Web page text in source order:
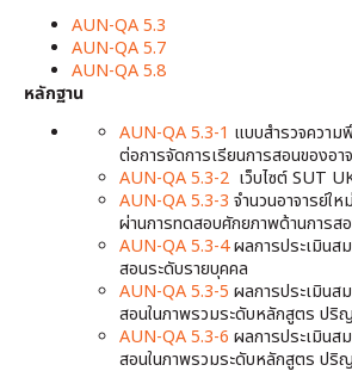
AUN-QA 5.3
AUN-QA 5.7
AUN-QA 5.8
หลักฐาน
AUN-QA 5.3-1 แบบสำรวจความ
ต่อการจัดการเรียนการสอนของอา
AUN-QA 5.3-2 เว็บไซต์ SUT
AUN-QA 5.3-3 จำนวนอาจารย์ใ
ผ่านการทดสอบศักยภาพด้านการส
AUN-QA 5.3-4ผลการประเมินส
สอนระดับรายบุคคล
AUN-QA 5.3-5 ผลการประเมินส
สอนในภาพรวมระดับหลักสูตร ป
AUN-QA 5.3-6 ผลการประเมินส
สอนในภาพรวมระดับหลักสูตร ปริ